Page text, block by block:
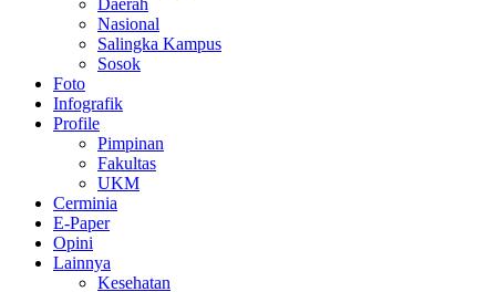
Daerah
Nasional
Salingka Kampus
Sosok
Foto
Infografik
Profile
Pimpinan
Fakultas
UKM
Cerminia
E-Paper
Opini
Lainnya
Kesehatan